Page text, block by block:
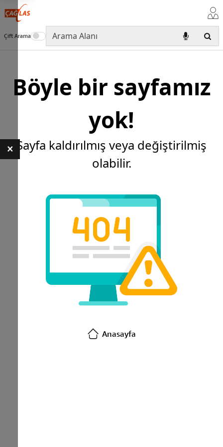
Çift Arama
Böyle bir sayfamız
yok!
Sayfa kaldırılmış veya değiştirilmiş
olabilir.
Anasayfa
×